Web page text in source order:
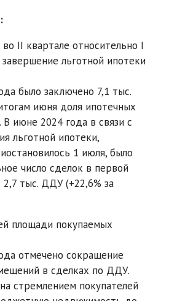
II квартале относительно I
льготной ипотеки
было заключено 7,1 тыс.
июня доля ипотечных
В июне 2024 года в связи с
льготной ипотеки,
1 июля, было
число сделок в первой
тыс. ДДУ (+22,6% за
площади покупаемых
отмечено сокращение
в сделках по ДДУ.
стремлением покупателей